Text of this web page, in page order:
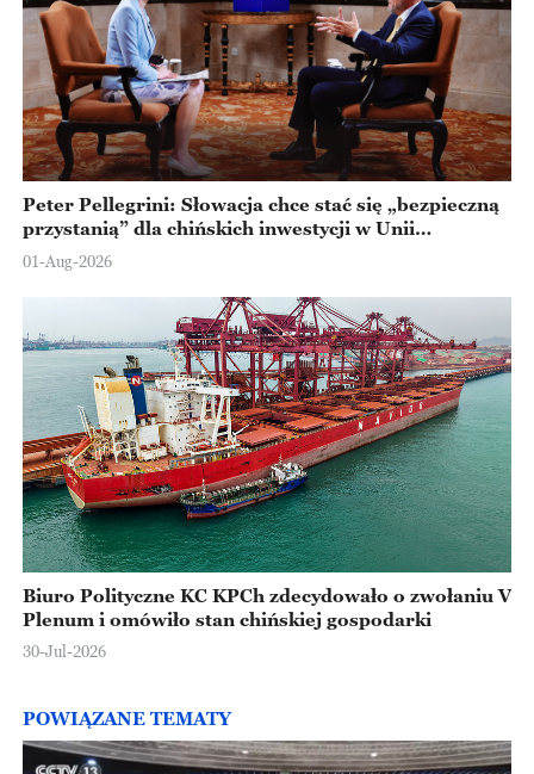
Peter Pellegrini: Słowacja chce stać się „bezpieczną
przystanią” dla chińskich inwestycji w Unii
Europejskiej
01-Aug-2026
Biuro Polityczne KC KPCh zdecydowało o zwołaniu V
Plenum i omówiło stan chińskiej gospodarki
30-Jul-2026
POWIĄZANE TEMATY